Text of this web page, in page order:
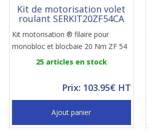
Kit de motorisation volet
roulant SERKIT20ZF54CA
Kit motorisation ® filaire pour
monobloc et blocbaie 20 Nm ZF 54
25 articles en stock
Prix: 103.95€ HT
Ajout panier